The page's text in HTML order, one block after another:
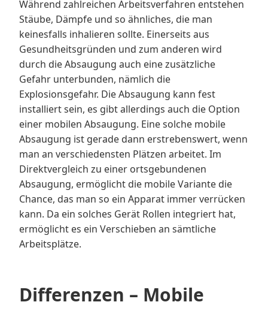
Während zahlreichen Arbeitsverfahren entstehen
Stäube, Dämpfe und so ähnliches, die man
keinesfalls inhalieren sollte. Einerseits aus
Gesundheitsgründen und zum anderen wird
durch die Absaugung auch eine zusätzliche
Gefahr unterbunden, nämlich die
Explosionsgefahr. Die Absaugung kann fest
installiert sein, es gibt allerdings auch die Option
einer mobilen Absaugung. Eine solche mobile
Absaugung ist gerade dann erstrebenswert, wenn
man an verschiedensten Plätzen arbeitet. Im
Direktvergleich zu einer ortsgebundenen
Absaugung, ermöglicht die mobile Variante die
Chance, das man so ein Apparat immer verrücken
kann. Da ein solches Gerät Rollen integriert hat,
ermöglicht es ein Verschieben an sämtliche
Arbeitsplätze.
Differenzen – Mobile